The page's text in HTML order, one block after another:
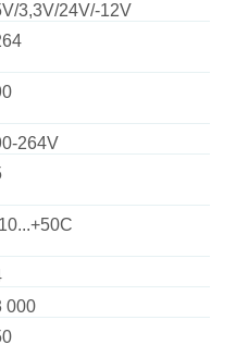
3,3V/24V/-12V
264V
000